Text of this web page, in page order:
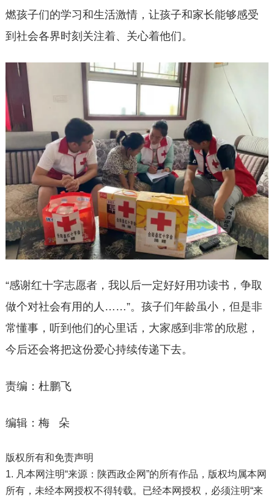
燃孩子们的学习和生活激情，让孩子和家长能够感受
到社会各界时刻关注着、关心着他们。
“感谢红十字志愿者，我以后一定好好用功读书，争取
做个对社会有用的人……”。孩子们年龄虽小，但是非
常懂事，听到他们的心里话，大家感到非常的欣慰，
今后还会将把这份爱心持续传递下去。
责编：杜鹏飞
编辑：梅 朵
版权所有和免责声明
1. 凡本网注明“来源：陕西政企网”的所有作品，版权均属本网
所有，未经本网授权不得转载。已经本网授权，必须注明“来